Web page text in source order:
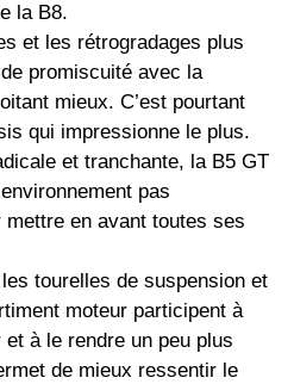
la B8.
et les rétrogradages plus
promiscuité avec la
mieux. C’est pourtant
qui impressionne le plus.
et tranchante, la B5 GT
pas
en avant toutes ses
tourelles de suspension et
moteur participent à
à le rendre un peu plus
de mieux ressentir le